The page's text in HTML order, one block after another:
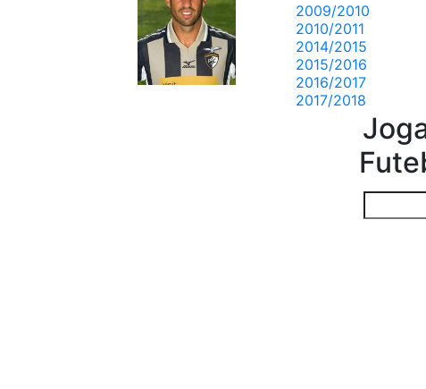
2009/2010
2010/2011
2014/2015
2015/2016
2016/2017
2017/2018